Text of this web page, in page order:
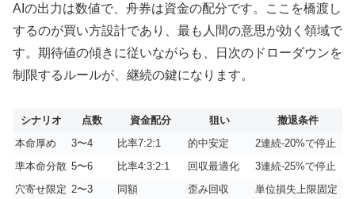
AIの出力は数値で、舟券は資金の配分です。ここを橋渡し
するのが買い方設計であり、最も人間の意思が効く領域で
す。期待値の傾きに従いながらも、日次のドローダウンを
制限するルールが、継続の鍵になります。
シナリオ 点数 資金配分 狙い
撤退条件
本命厚め
3〜4 比率7:2:1 的中安定
2連続-20%で停止
準本命分散 5〜6 比率4:3:2:1 回収最適化
3連続-25%で停止
穴寄せ限定 2〜3 同額 歪み回収
単位損失上限固定